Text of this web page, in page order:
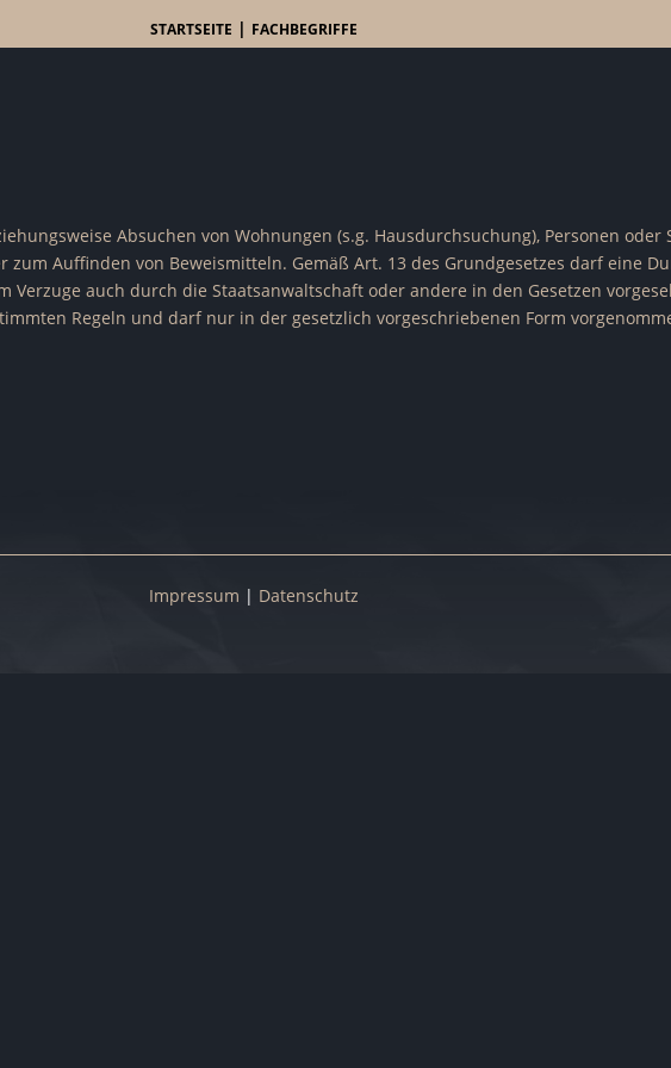
STARTSEITE | FACHBEGRIFFE
Absuchen von Wohnungen (s.g. Hausdurchsuchung), Personen oder
Auffinden von Beweismitteln. Gemäß Art. 13 des Grundgesetzes darf eine
auch durch die Staatsanwaltschaft oder andere in den Gesetzen
Regeln und darf nur in der gesetzlich vorgeschriebenen Form
Impressum | Datenschutz